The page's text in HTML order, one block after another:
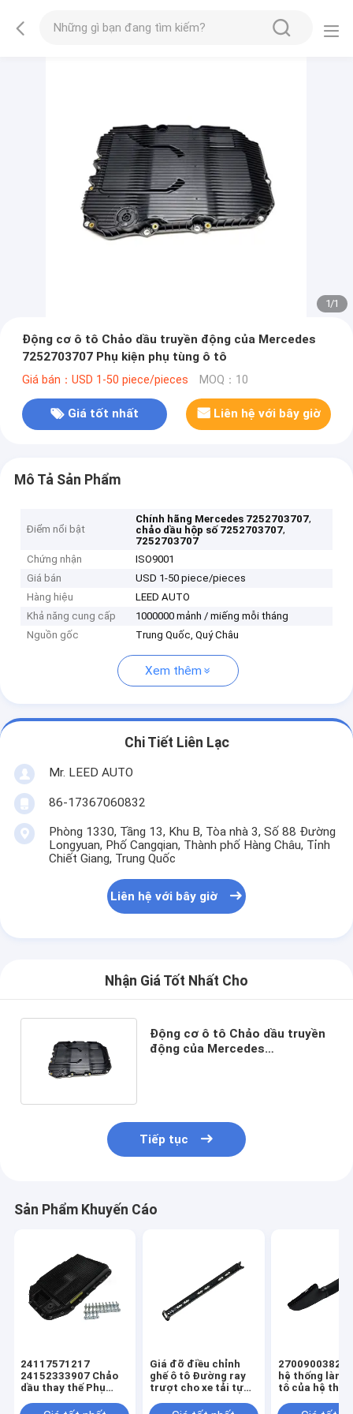
1/1
Động cơ ô tô Chảo dầu truyền động của Mercedes
7252703707 Phụ kiện phụ tùng ô tô
Giá bán：USD 1-50 piece/pieces MOQ：10
Giá tốt nhất Liên hệ với bây giờ
Mô Tả Sản Phẩm
Điểm nổi bật
Chính hãng Mercedes 7252703707,
chảo dầu hộp số 7252703707,
7252703707
Chứng nhận
ISO9001
Giá bán
USD 1-50 piece/pieces
Hàng hiệu
LEED AUTO
Khả năng cung cấp
1000000 mảnh / miếng mỗi tháng
Nguồn gốc
Trung Quốc, Quý Châu
Xem thêm
Chi Tiết Liên Lạc
Mr. LEED AUTO
86-17367060832
Phòng 1330, Tầng 13, Khu B, Tòa nhà 3, Số 88 Đường
Longyuan, Phố Cangqian, Thành phố Hàng Châu, Tỉnh
Chiết Giang, Trung Quốc
Liên hệ với bây giờ
Nhận Giá Tốt Nhất Cho
Động cơ ô tô Chảo dầu truyền
động của Mercedes
Tiếp tục
Sản Phẩm Khuyến Cáo
24117571217
24152333907 Chảo
dầu thay thế Phụ
Giá đỡ điều chỉnh
ghế ô tô Đường ray
trượt cho xe tải tự
2700900382
hệ thống làm
tô của hệ